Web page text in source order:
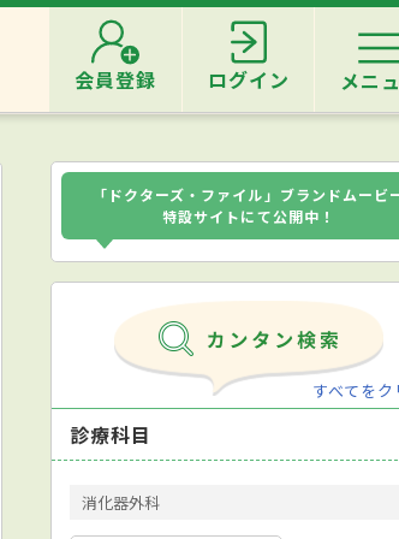
会員登録 ログイン メニ
「ドクターズ・ファイル」ブランドムービ
特設サイトにて公開中！
すべてをク
診療科目
消化器外科